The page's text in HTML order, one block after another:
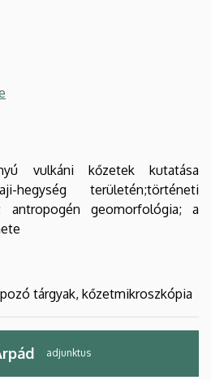
vulkáni kőzetek kutatása
hegység területén;történeti
antropogén geomorfológia; a
tárgyak, kőzetmikroszkópia
adjunktus